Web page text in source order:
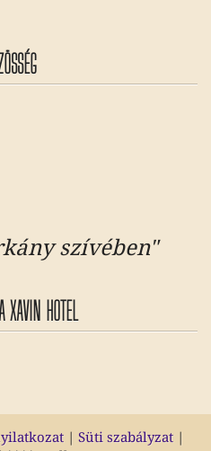
szívében"
XAVIN HOTEL
| Süti szabályzat |